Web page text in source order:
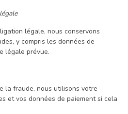
légale, nous conservons
y compris les données de
légale prévue.
la fraude, nous utilisons votre
et vos données de paiement si cela